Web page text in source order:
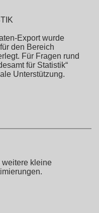
Export wurde
den Bereich
Für Fragen rund
für Statistik“
Unterstützung.
kleine